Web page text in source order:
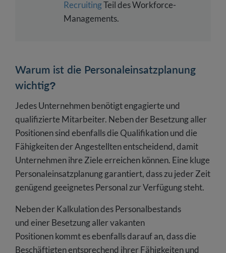
RecruitingTeil des Workforce-
Managements.
Warum ist die Personaleinsatzplanung
wichtig?
Jedes Unternehmen benötigt engagierte und
qualifizierte Mitarbeiter. Neben der Besetzung aller
Positionen sind ebenfalls die Qualifikation und die
Fähigkeiten der Angestellten entscheidend, damit
Unternehmen ihre Ziele erreichen können. Eine kluge
Personaleinsatzplanung garantiert, dass zu jeder Zeit
genügend geeignetes Personal zur Verfügung steht.
Neben der Kalkulation des Personalbestands
und einer Besetzung aller vakanten
Positionen kommt es ebenfalls darauf an, dass die
Beschäftigten entsprechend ihrer Fähigkeiten und